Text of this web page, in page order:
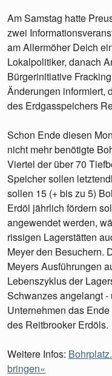
Am Samstag hatte
zwei
am Allermöher Deich
Lokalpolitiker, danach
Bürgerinitiative
Änderungen informiert,
des Erdgasspeichers
Schon Ende diesen
nicht mehr benötigte
Viertel der über 70
Speicher sollen
sollen 15 (+ bis zu 5)
Erdöl jährlich fördern
angewendet werden,
rissigen Lagerstätten
Meyer den Besuchern.
Meyers Ausführungen
Lebenszyklus der
Schwanzes angelangt
Unternehmen das
des Reitbrooker Erdöls.
Weitere Infos:
bringen«